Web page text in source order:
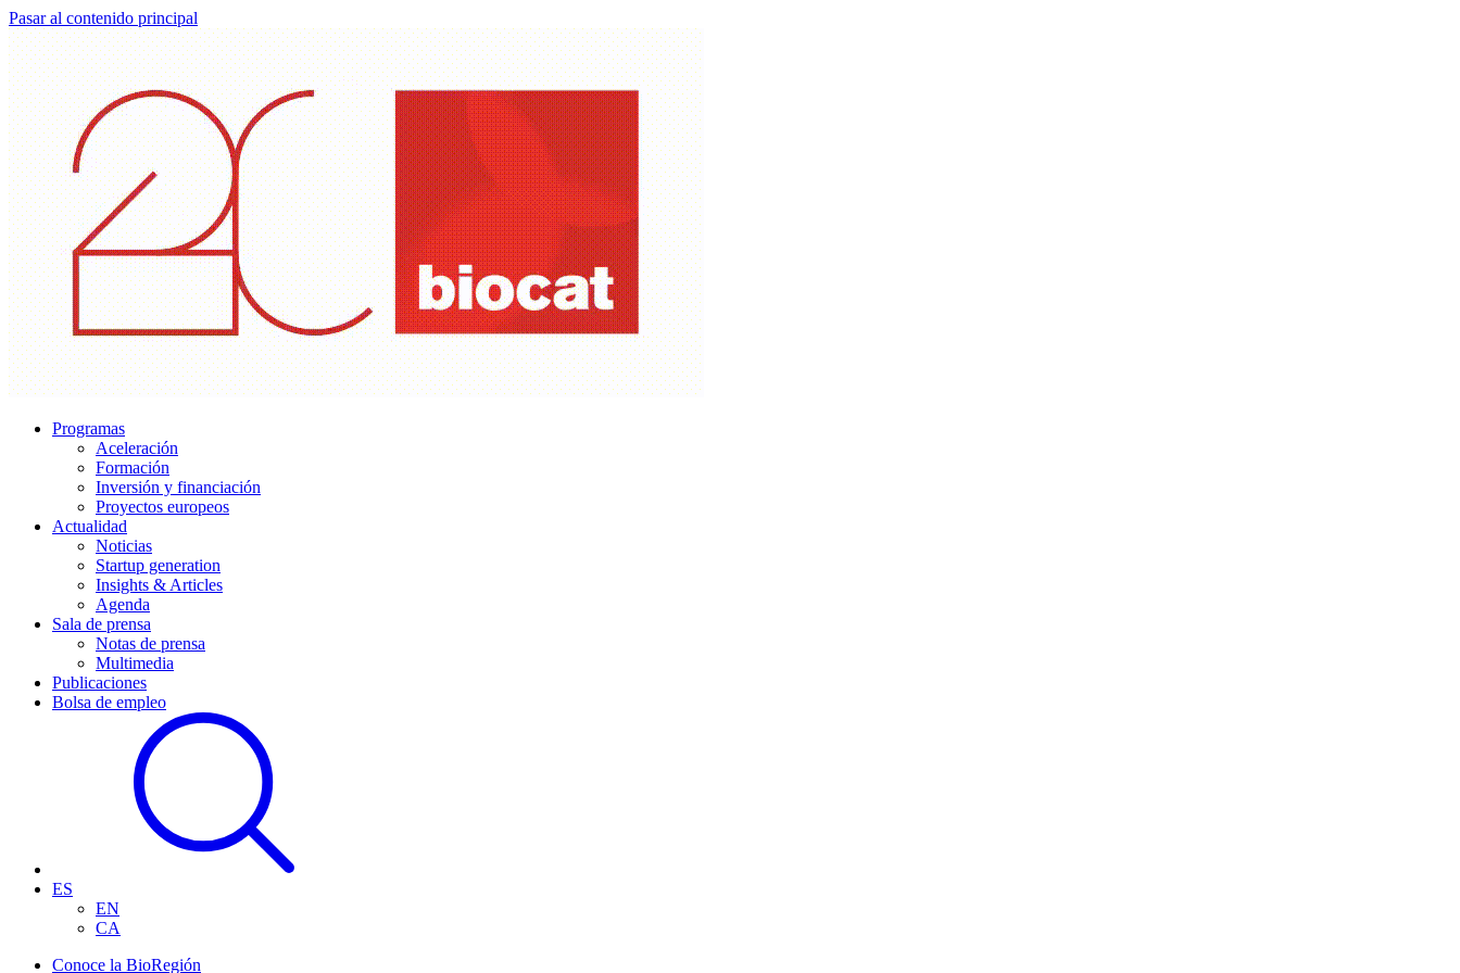
Pasar al contenido principal
Programas
Aceleración
Formación
Inversión y financiación
Proyectos europeos
Actualidad
Noticias
Startup generation
Insights & Articles
Agenda
Sala de prensa
Notas de prensa
Multimedia
Publicaciones
Bolsa de empleo
ES
EN
CA
Conoce la BioRegión